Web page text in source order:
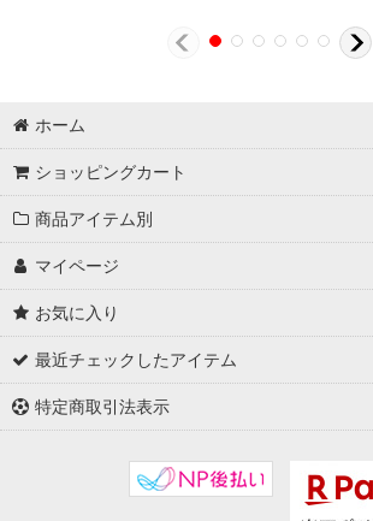
ホーム
ショッピングカート
商品アイテム別
マイページ
お気に入り
最近チェックしたアイテム
特定商取引法表示